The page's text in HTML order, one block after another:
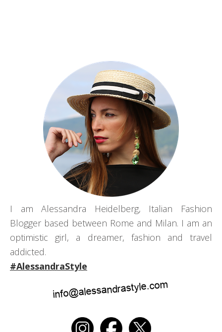
I am Alessandra Heidelberg, Italian Fashion
Blogger based between Rome and Milan. I am an
optimistic girl, a dreamer, fashion and travel
addicted.
#AlessandraStyle